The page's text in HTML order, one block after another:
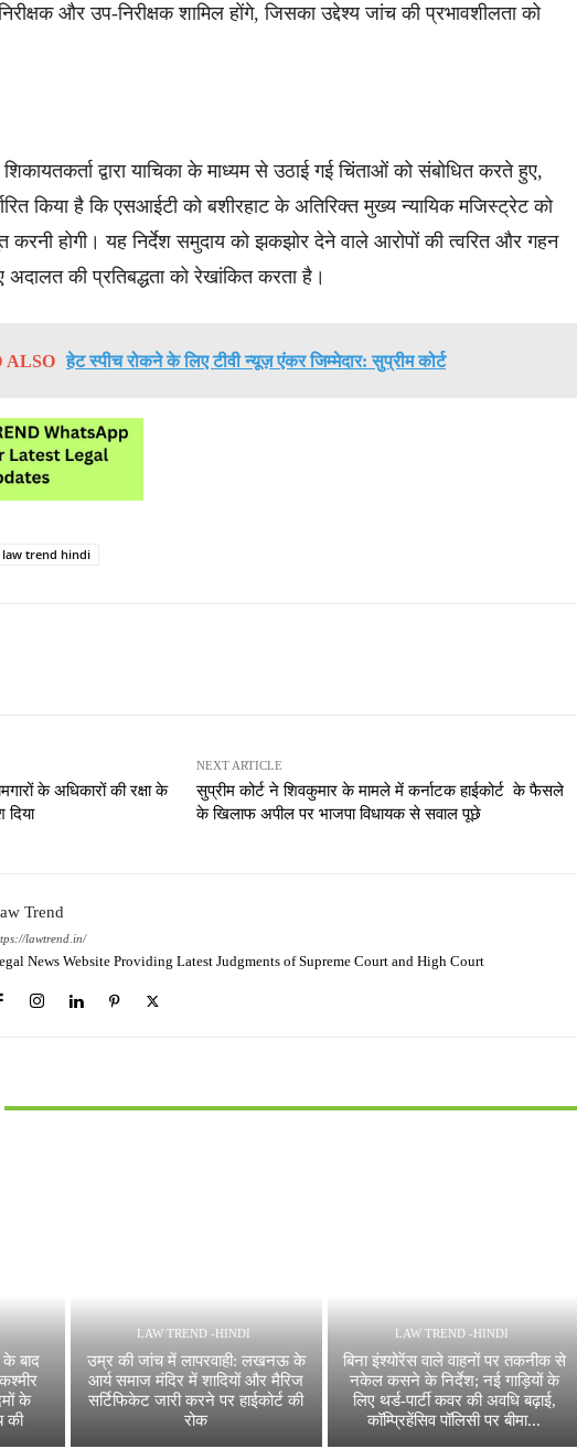
और उप-निरीक्षक शामिल होंगे, जिसका उद्देश्य जांच की प्रभावशीलता को
द्वारा याचिका के माध्यम से उठाई गई चिंताओं को संबोधित करते हुए,
किया है कि एसआईटी को बशीरहाट के अतिरिक्त मुख्य न्यायिक मजिस्ट्रेट को
करनी होगी। यह निर्देश समुदाय को झकझोर देने वाले आरोपों की त्वरित और गहन
की प्रतिबद्धता को रेखांकित करता है।
ALSO हेट स्पीच रोकने के लिए टीवी न्यूज़ एंकर जिम्मेदार: सुप्रीम कोर्ट
law trend hindi
के अधिकारों की रक्षा के
दिया
NEXT ARTICLE
सुप्रीम कोर्ट ने शिवकुमार के मामले में कर्नाटक हाईकोर्ट के फैसले
के खिलाफ अपील पर भाजपा विधायक से सवाल पूछे
Trend
lawtrend.in/
News Website Providing Latest Judgments of Supreme Court and High Court
के बाद
के
की
LAW TREND -HINDI
उम्र की जांच में लापरवाही: लखनऊ के
आर्य समाज मंदिर में शादियों और मैरिज
सर्टिफिकेट जारी करने पर हाईकोर्ट की
रोक
LAW TREND -HINDI
बिना इंश्योरेंस वाले वाहनों पर तकनीक से
नकेल कसने के निर्देश; नई गाड़ियों के
लिए थर्ड-पार्टी कवर की अवधि बढ़ाई,
कॉम्प्रिहेंसिव पॉलिसी पर बीमा...